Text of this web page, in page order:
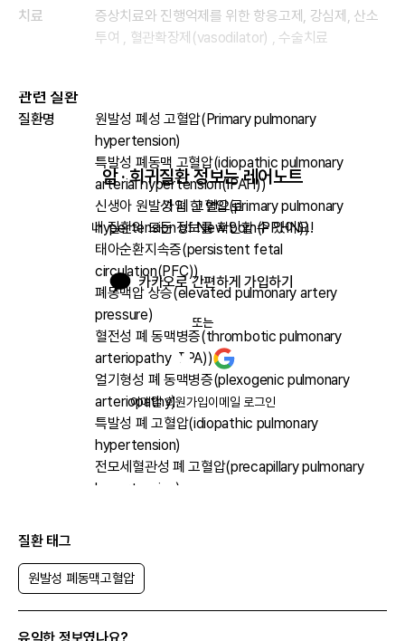
치료
증상치료와 진행억제를 위한 항응고제, 강심제, 산소
투여 , 혈관확장제(vasodilator) , 수술치료
관련 질환
질환명
원발성 폐성 고혈압(Primary pulmonary
hypertension)
특발성 폐동맥 고혈압(idiopathic pulmonary
arterial hypertension(IPAH))
신생아 원발성 폐 고혈압(primary pulmonary
hypertension of New born(PPHN))
태아순환지속증(persistent fetal
circulation(PFC))
폐동맥압 상승(elevated pulmonary artery
pressure)
혈전성 폐 동맥병증(thrombotic pulmonary
arteriopathy(TPA))
얼기형성 폐 동맥병증(plexogenic pulmonary
arteriopathy)
특발성 폐 고혈압(idiopathic pulmonary
hypertension)
전모세혈관성 폐 고혈압(precapillary pulmonary
hypertension)
기타
질병분류
(KCD 코드)
I27.0
암 · 희귀질환 정보는 레어노트
가입 한 번으로
내 질환의 모든 정보를 확인할 수 있어요!
카카오로 간편하게 가입하기
또는
이메일 회원가입이메일 로그인
질환 태그
원발성 폐동맥고혈압